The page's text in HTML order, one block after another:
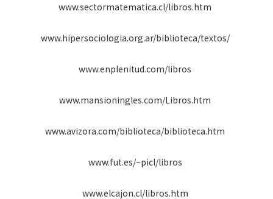
www.sectormatematica.cl/libros.htm
www.hipersociologia.org.ar/biblioteca/textos/
www.enplenitud.com/libros
www.mansioningles.com/Libros.htm
www.avizora.com/biblioteca/biblioteca.htm
www.fut.es/~picl/libros
www.elcajon.cl/libros.htm